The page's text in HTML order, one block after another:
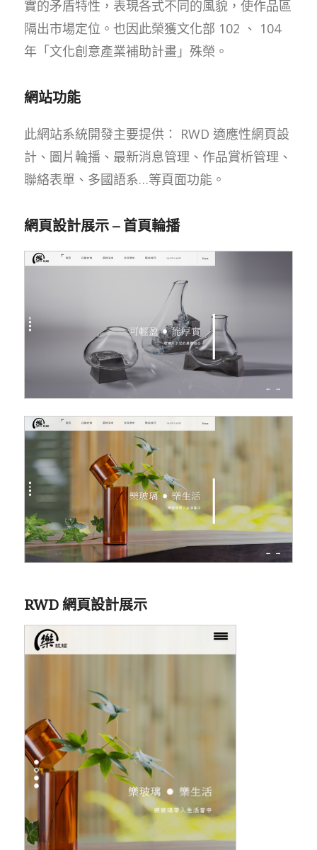
實的矛盾特性，表現各式不同的風貌，使作品區
隔出市場定位。也因此榮獲文化部 102 、 104
年「文化創意產業補助計畫」殊榮。
網站功能
此網站系統開發主要提供： RWD 適應性網頁設
計、圖片輪播、最新消息管理、作品賞析管理、
聯絡表單、多國語系…等頁面功能。
網頁設計展示 – 首頁輪播
RWD 網頁設計展示